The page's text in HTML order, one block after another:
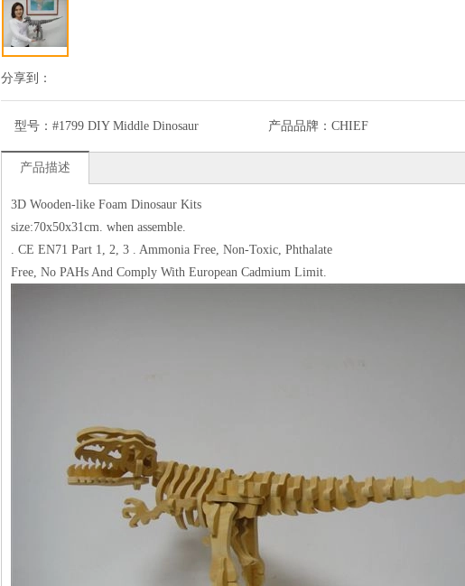
分享到：
型号： #1799 DIY Middle Dinosaur 产品品牌： CHIEF
产品描述
3D Wooden-like Foam Dinosaur Kits
size:70x50x31cm. when assemble.
. CE EN71 Part 1, 2, 3 . Ammonia Free, Non-Toxic, Phthalate
Free, No PAHs And Comply With European Cadmium Limit.